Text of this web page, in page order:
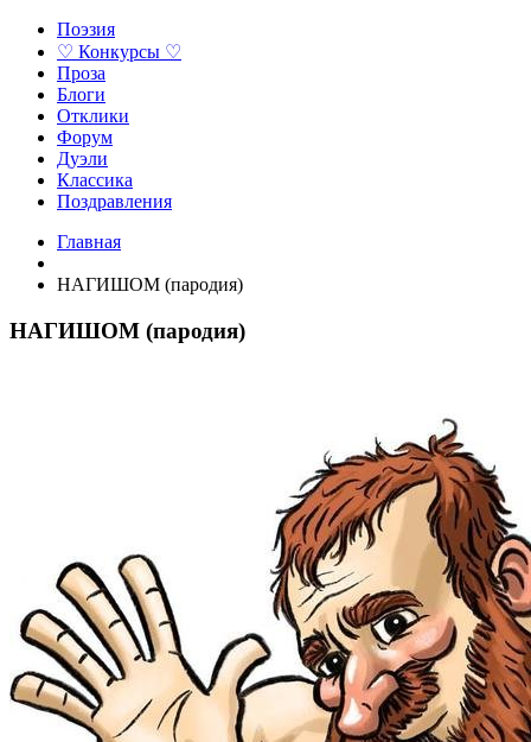
Поэзия
♡ Конкурсы ♡
Проза
Блоги
Отклики
Форум
Дуэли
Классика
Поздравления
Главная
НАГИШОМ (пародия)
НАГИШОМ (пародия)